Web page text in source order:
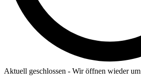
Aktuell geschlossen - Wir öffnen wieder um